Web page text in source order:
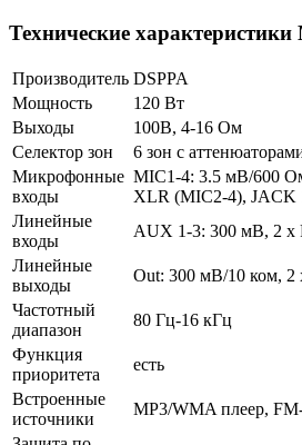
Технические
Производитель DSPPA
Мощность
120 Вт
Выходы
100В, 4-16 Ом
Селектор зон
6 зон с
Микрофонные
входы
MIC1-4: 3.5 мВ/600
XLR (MIC2-4), JACK
Линейные
входы
AUX 1-3: 300 мВ, 2 х
Линейные
выходы
Out: 300 мВ/10 ком, 2
Частотный
диапазон
80 Гц-16 кГц
Функция
приоритета
есть
Встроенные
источники
MP3/WMA плеер,